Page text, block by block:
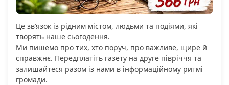
Це зв’язок із рідним містом, людьми та подіями, які
творять наше сьогодення.
Ми пишемо про тих, хто поруч, про важливе, щире й
справжнє. Передплатіть газету на друге півріччя та
залишайтеся разом із нами в інформаційному ритмі
громади.